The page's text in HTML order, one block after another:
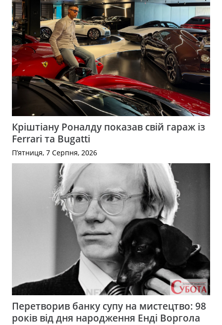
Кріштіану Роналду показав свій гараж із
Ferrari та Bugatti
П’ятниця, 7 Серпня, 2026
Перетворив банку супу на мистецтво: 98
років від дня народження Енді Воргола